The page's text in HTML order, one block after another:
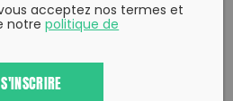
HISTORIQUE SUR LA
acceptez nos termes et
notrepolitique de
S'INSCRIRE